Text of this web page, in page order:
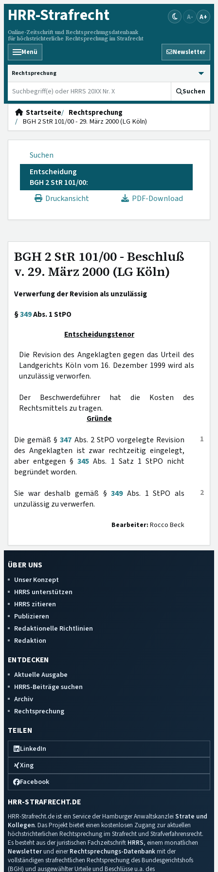
HRR-Strafrecht
Online-Zeitschrift und Rechtsprechungsdatenbank
für höchstrichterliche Rechtsprechung im Strafrecht
A- A+
Menü Newsletter
HRRS durchsuchen
Suchen
Startseite
Rechtsprechung
BGH 2 StR 101/00 - 29. März 2000 (LG Köln)
Suchen
Entscheidung
BGH 2 StR 101/00:
Druckansicht
PDF-Download
BGH 2 StR 101/00 - Beschluß
v. 29. März 2000 (LG Köln)
Verwerfung der Revision als unzulässig
§349Abs. 1 StPO
Entscheidungstenor
Die Revision des Angeklagten gegen das Urteil des
Landgerichts Köln vom 16. Dezember 1999 wird als
unzulässig verworfen.
Der Beschwerdeführer hat die Kosten des
Rechtsmittels zu tragen.
Gründe
1
Die gemäß §347 Abs. 2 StPO vorgelegte Revision
des Angeklagten ist zwar rechtzeitig eingelegt,
aber entgegen §345 Abs. 1 Satz 1 StPO nicht
begründet worden.
2
Sie war deshalb gemäß §349Abs. 1 StPO als
unzulässig zu verwerfen.
Bearbeiter: Rocco Beck
ÜBER UNS
Unser Konzept
HRRS unterstützen
HRRS zitieren
Publizieren
Redaktionelle Richtlinien
Redaktion
ENTDECKEN
Aktuelle Ausgabe
HRRS-Beiträge suchen
Archiv
Rechtsprechung
TEILEN
LinkedIn
Xing
Facebook
HRR-STRAFRECHT.DE
HRR-Strafrecht.de ist ein Service der Hamburger Anwaltskanzlei Strate und
Kollegen. Das Projekt bietet einen kostenlosen Zugang zur aktuellen
höchstrichterlichen Rechtsprechung im Strafrecht und Strafverfahrensrecht.
Es besteht aus der juristischen Fachzeitschrift HRRS, einem monatlichen
Newsletterund einerRechtsprechungs-Datenbankmit der
vollständigen strafrechtlichen Rechtsprechung des Bundesgerichtshofs
(BGH) und ausgewählter Urteile und Beschlüsse u.a. des